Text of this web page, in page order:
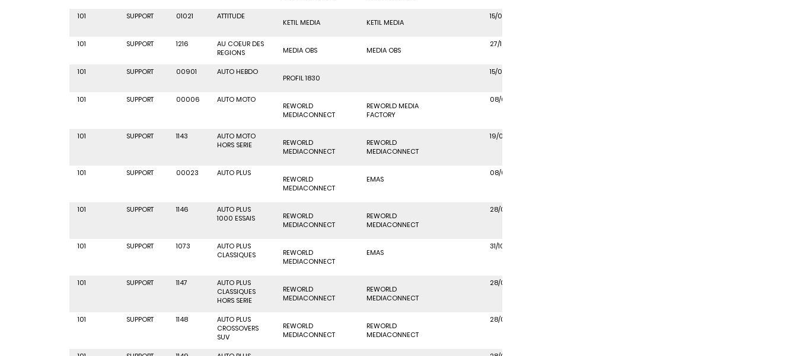
101 SUPPORT 01021 ATTITUDE
KETIL MEDIA KETIL MEDIA
15/06/2018
101 SUPPORT 1216
AU COEUR DES
REGIONS
MEDIA OBS MEDIA OBS
27/10/2021
101 SUPPORT 00901 AUTO HEBDO
PROFIL 1830
15/06/2018
101 SUPPORT 00006 AUTO MOTO
REWORLD
MEDIACONNECT
REWORLD MEDIA
FACTORY
08/01/2020
101 SUPPORT 1143
AUTO MOTO
HORS SERIE
REWORLD
MEDIACONNECT
REWORLD
MEDIACONNECT
19/04/2021
101 SUPPORT 00023 AUTO PLUS
REWORLD
MEDIACONNECT
EMAS
08/01/2020
101 SUPPORT 1146
AUTO PLUS
1000 ESSAIS
REWORLD
MEDIACONNECT
REWORLD
MEDIACONNECT
28/04/2021
101 SUPPORT 1073
AUTO PLUS
CLASSIQUES
REWORLD
MEDIACONNECT
EMAS
31/10/2023
101 SUPPORT 1147
AUTO PLUS
CLASSIQUES
HORS SERIE
REWORLD
MEDIACONNECT
REWORLD
MEDIACONNECT
28/04/2021
101 SUPPORT 1148
AUTO PLUS
CROSSOVERS
SUV
REWORLD
MEDIACONNECT
REWORLD
MEDIACONNECT
28/04/2021